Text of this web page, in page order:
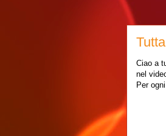
Ciao a
nel
Per